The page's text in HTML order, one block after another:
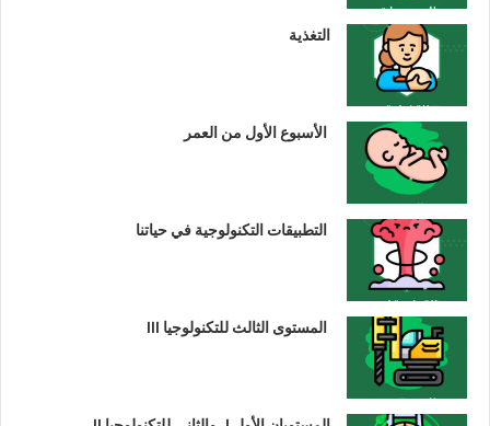
التغذية
الأسبوع الأول من العمر
التطبيقات التكنولوجية في حياتنا
المستوى الثالث للتكنولوجيا III